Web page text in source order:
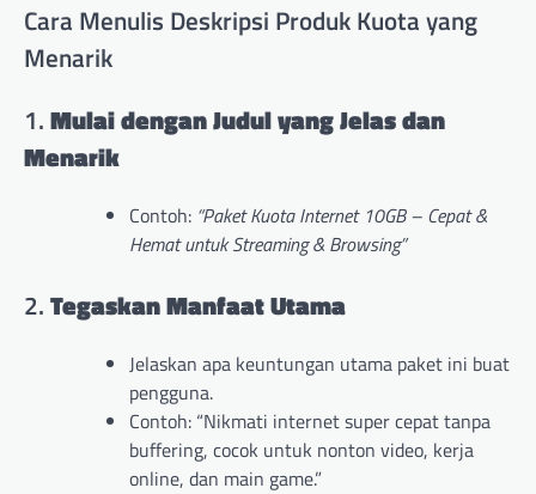
Cara Menulis Deskripsi Produk Kuota yang
Menarik
1.Mulai dengan Judul yang Jelas dan
Menarik
Contoh: “Paket Kuota Internet 10GB – Cepat &
Hemat untuk Streaming & Browsing”
2.Tegaskan Manfaat Utama
Jelaskan apa keuntungan utama paket ini buat
pengguna.
Contoh: “Nikmati internet super cepat tanpa
buffering, cocok untuk nonton video, kerja
online, dan main game.”